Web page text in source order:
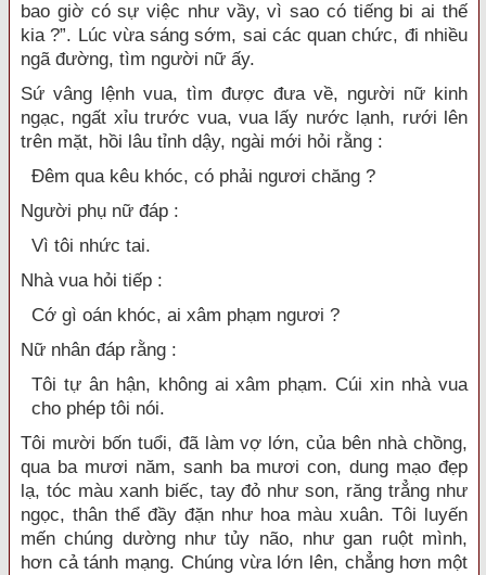
bao giờ có sự việc như vầy, vì sao có tiếng bi ai thế
kia ?”. Lúc vừa sáng sớm, sai các quan chức, đi nhiều
ngã đường, tìm người nữ ấy.
Sứ vâng lệnh vua, tìm được đưa về, người nữ kinh
ngạc, ngất xỉu trước vua, vua lấy nước lạnh, rưới lên
trên mặt, hồi lâu tỉnh dậy, ngài mới hỏi rằng :
Đêm qua kêu khóc, có phải ngươi chăng ?
Người phụ nữ đáp :
Vì tôi nhức tai.
Nhà vua hỏi tiếp :
Cớ gì oán khóc, ai xâm phạm ngươi ?
Nữ nhân đáp rằng :
Tôi tự ân hận, không ai xâm phạm. Cúi xin nhà vua
cho phép tôi nói.
Tôi mười bốn tuổi, đã làm vợ lớn, của bên nhà chồng,
qua ba mươi năm, sanh ba mươi con, dung mạo đẹp
lạ, tóc màu xanh biếc, tay đỏ như son, răng trẳng như
ngọc, thân thể đầy đặn như hoa màu xuân. Tôi luyến
mến chúng dường như tủy não, như gan ruột mình,
hơn cả tánh mạng. Chúng vừa lớn lên, chẳng hơn một